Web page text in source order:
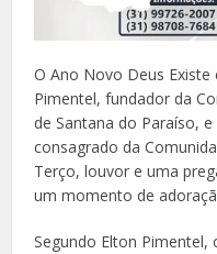
O Ano Novo Deus
Pimentel, fundador da
de Santana do Paraíso,
consagrado da
Terço, louvor e uma
um momento de
Segundo Elton